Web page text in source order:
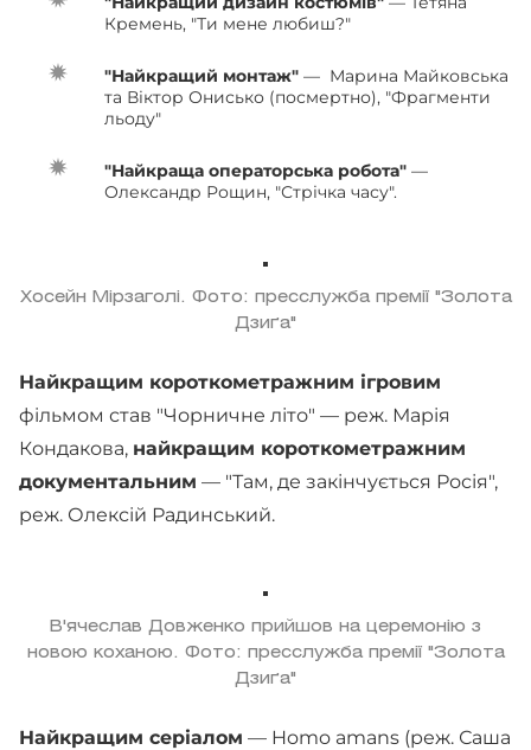
Кремень, "Ти мене любиш?"
"Найкращий монтаж" — Марина Майковська
та Віктор Онисько (посмертно), "Фрагменти
льоду"
"Найкраща операторська робота" —
Олександр Рощин, "Стрічка часу".
Хосейн Мірзаголі. Фото: пресслужба премії "Золота
Дзиґа"
Найкращим короткометражним ігровим
фільмом став "Чорничне літо" — реж. Марія
Кондакова, найкращим короткометражним
документальним — "Там, де закінчується Росія",
реж. Олексій Радинський.
В'ячеслав Довженко прийшов на церемонію з
новою коханою. Фото: пресслужба премії "Золота
Дзиґа"
Найкращим серіалом — Homo amans (реж. Саша